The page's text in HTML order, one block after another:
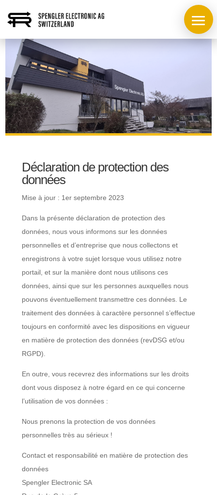
Déclaration de protection des
données
Mise à jour : 1er septembre 2023
Dans la présente déclaration de protection des
données, nous vous informons sur les données
personnelles et d’entreprise que nous collectons et
enregistrons à votre sujet lorsque vous utilisez notre
portail, et sur la manière dont nous utilisons ces
données, ainsi que sur les personnes auxquelles nous
pouvons éventuellement transmettre ces données. Le
traitement des données à caractère personnel s’effectue
toujours en conformité avec les dispositions en vigueur
en matière de protection des données (revDSG et/ou
RGPD).
En outre, vous recevrez des informations sur les droits
dont vous disposez à notre égard en ce qui concerne
l’utilisation de vos données :
Nous prenons la protection de vos données
personnelles très au sérieux !
Contact et responsabilité en matière de protection des
données
Spengler Electronic SA